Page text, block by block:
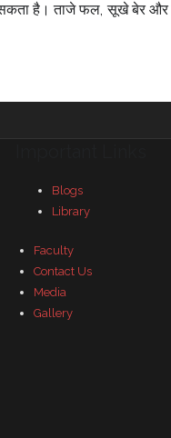
है। ताजे फल, सूखे बेर और
Blogs
Library
Faculty
Contact Us
Media
Gallery